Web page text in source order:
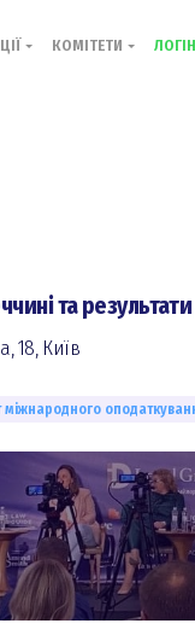
КОМІТЕТИ ЛОГІН
та
18, Київ
міжнародного